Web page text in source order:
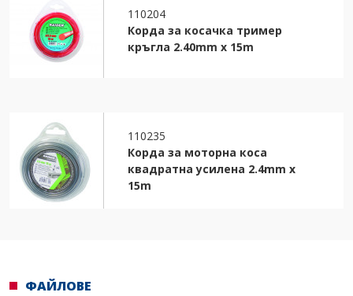
110204
Корда за косачка тример
кръгла 2.40mm х 15m
110235
Корда за моторна коса
квадратна усилена 2.4mm х
15m
ФАЙЛОВЕ